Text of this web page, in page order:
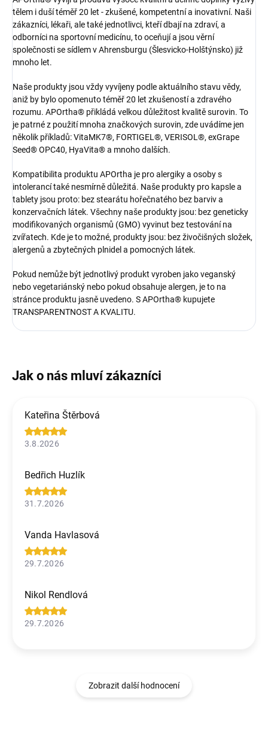
tělem i duší téměř 20 let - zkušené, kompetentní a inovativní. Naši
zákazníci, lékaři, ale také jednotlivci, kteří dbají na zdraví, a
odborníci na sportovní medicínu, to oceňují a jsou věrní
společnosti se sídlem v Ahrensburgu (Šlesvicko-Holštýnsko) již
mnoho let.
Naše produkty jsou vždy vyvíjeny podle aktuálního stavu vědy,
aniž by bylo opomenuto téměř 20 let zkušeností a zdravého
rozumu. APOrtha® přikládá velkou důležitost kvalitě surovin. To
je patrné z použití mnoha značkových surovin, zde uvádíme jen
několik příkladů: VitaMK7®, FORTIGEL®, VERISOL®, exGrape
Seed® OPC40, HyaVita® a mnoho dalších.
Kompatibilita produktu APOrtha je pro alergiky a osoby s
intolerancí také nesmírně důležitá. Naše produkty pro kapsle a
tablety jsou proto: bez stearátu hořečnatého bez barviv a
konzervačních látek. Všechny naše produkty jsou: bez geneticky
modifikovaných organismů (GMO) vyvinut bez testování na
zvířatech. Kde je to možné, produkty jsou: bez živočišných složek,
alergenů a zbytečných plnidel a pomocných látek.
Pokud nemůže být jednotlivý produkt vyroben jako veganský
nebo vegetariánský nebo pokud obsahuje alergen, je to na
stránce produktu jasně uvedeno. S APOrtha® kupujete
TRANSPARENTNOST A KVALITU.
Kateřina Štěrbová
3.8.2026
Bedřich Huzlík
31.7.2026
Vanda Havlasová
29.7.2026
Nikol Rendlová
29.7.2026
Zobrazit další hodnocení